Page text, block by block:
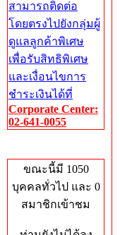
สามารถติดต่อ
โดยตรงไปยังกลุ่มผู้
ดูแลลูกค้าพิเศษ
เพื่อรับสิทธิพิเศษ
และเงื่อนไขการ
ชำระเงินได้ที่
Corporate Center:
02-641-0055
ขณะนี้มี 1050
บุคคลทั่วไป และ 0
สมาชิกเข้าชม